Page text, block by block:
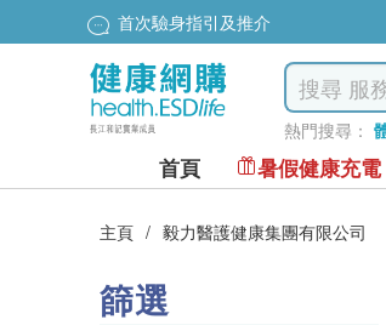
首次驗身指引及推介
熱門搜尋：
首頁 暑假健康充電
主頁 / 毅力醫護健康集團有限公司
篩選